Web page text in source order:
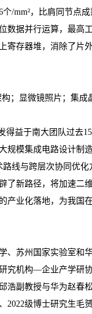
个/mm²，比肩同节点
数据并行运算，最高
寄存器堆，消除了片
；显微镜照片；集成
益于南大团队过去
规模集成电路设计制
路线与跨层次协同优
了新路径，将加速二
产业化落地，为我国
苏州国家实验室和华
究机构—企业产学研
浩副教授与华为赵春
2022级博士研究生毛